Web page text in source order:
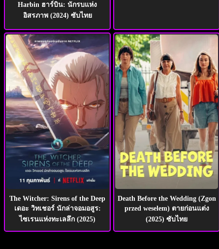
Harbin ฮาร์บิน: นักรบแห่ง
อิสรภาพ (2024) ซับไทย
The Witcher: Sirens of the Deep
เดอะ วิทเชอร์ นักล่าจอมอสูร:
ไซเรนแห่งทะเลลึก (2025)
Death Before the Wedding (Zgon
przed weselem) ตายก่อนแต่ง
(2025) ซับไทย